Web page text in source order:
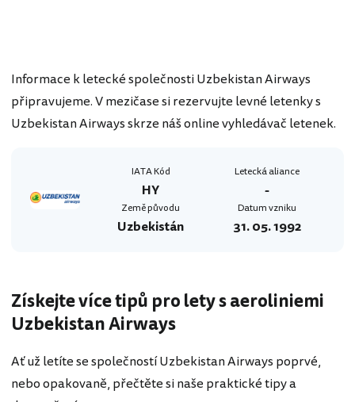
Informace k letecké společnosti Uzbekistan Airways
připravujeme. V mezičase si rezervujte levné letenky s
Uzbekistan Airways skrze náš online vyhledávač letenek.
IATA Kód
HY
Letecká aliance
-
Země původu
Uzbekistán
Datum vzniku
31. 05. 1992
Získejte více tipů pro lety s aeroliniemi
Uzbekistan Airways
Ať už letíte se společností Uzbekistan Airways poprvé,
nebo opakovaně, přečtěte si naše praktické tipy a